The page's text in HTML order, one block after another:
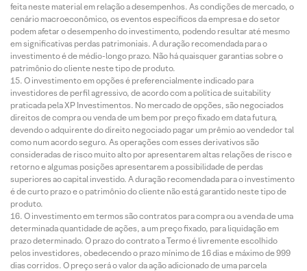
feita neste material em relação a desempenhos. As condições de mercado, o
cenário macroeconômico, os eventos específicos da empresa e do setor
podem afetar o desempenho do investimento, podendo resultar até mesmo
em significativas perdas patrimoniais. A duração recomendada para o
investimento é de médio-longo prazo. Não há quaisquer garantias sobre o
patrimônio do cliente neste tipo de produto.
O investimento em opções é preferencialmente indicado para
investidores de perfil agressivo, de acordo com a política de suitability
praticada pela XP Investimentos. No mercado de opções, são negociados
direitos de compra ou venda de um bem por preço fixado em data futura,
devendo o adquirente do direito negociado pagar um prêmio ao vendedor tal
como num acordo seguro. As operações com esses derivativos são
consideradas de risco muito alto por apresentarem altas relações de risco e
retorno e algumas posições apresentarem a possibilidade de perdas
superiores ao capital investido. A duração recomendada para o investimento
é de curto prazo e o patrimônio do cliente não está garantido neste tipo de
produto.
O investimento em termos são contratos para compra ou a venda de uma
determinada quantidade de ações, a um preço fixado, para liquidação em
prazo determinado. O prazo do contrato a Termo é livremente escolhido
pelos investidores, obedecendo o prazo mínimo de 16 dias e máximo de 999
dias corridos. O preço será o valor da ação adicionado de uma parcela